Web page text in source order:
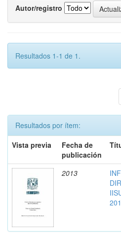
Autor/registro
Resultados 1-1 de 1.
Resultados por ítem:
Vista previa
Fecha de
publicación
2013